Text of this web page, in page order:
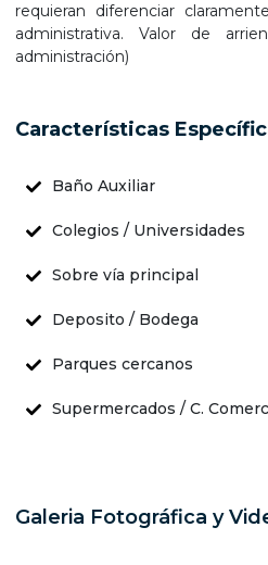
requieran diferenciar
administrativa. Valor de
administración)
Características
Baño Auxiliar
Colegios / Universidades
Sobre vía principal
Deposito / Bodega
Parques cercanos
Supermercados / C.
Galeria Fotográfica y